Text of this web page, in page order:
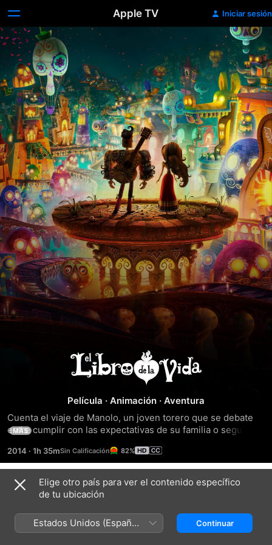
Apple TV Iniciar sesión
El
Libro
de
la
Vida
Película · Animación · Aventura
Cuenta el viaje de Manolo, un joven torero que se debate
entre cumplir con las expectativas de su familia o seguir su
Antes de escoger el camino que seguirá, se embarca en
una aventura por tres mundos fantásticos donde deberá
hacer frente a sus mayores miedos. Producida por
Guillermo del Toro.
MÁS
2014 · 1h 35m 82%
Títulos relacionados
espíritu
hermano
el
Elige otro país para ver el contenido específico
de tu ubicación
Estados Unidos (Español
México)
Continuar